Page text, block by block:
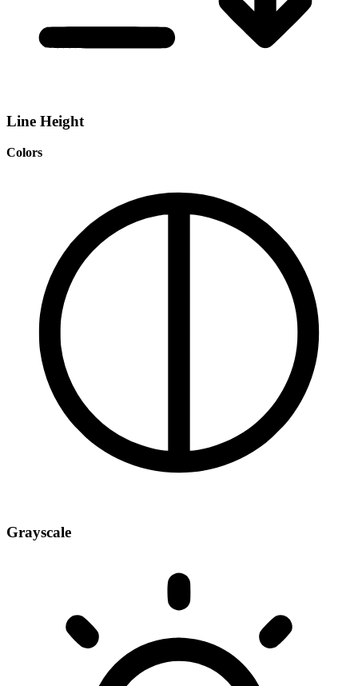
Line Height
Colors
Grayscale